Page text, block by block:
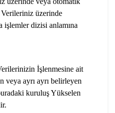
üzerinde
işlemler dizisi anlamına
İşlenmesine ait
veya ayrı ayrı belirleyen
kuruluş Yükselen